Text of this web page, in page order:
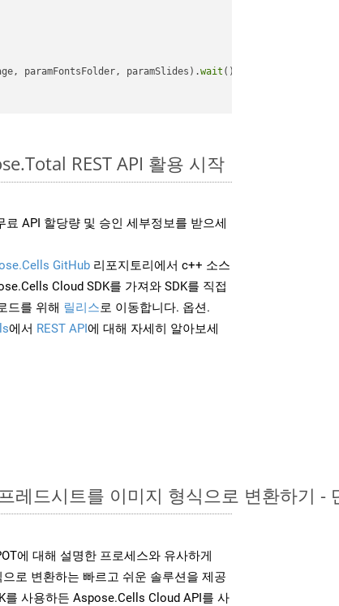
paramFontsFolder, paramSlides).wait ();
REST API 활용 시작
료 API 할당량 및 승인 세부정보를 받으세
GitHub 리포지토리에서 c++ 소스
Cloud SDK를 가져와 SDK를 직접
드를 위해 릴리스로 이동합니다. 옵션.
에서 REST API에 대해 자세히 알아보세
레드시트를 이미지 형식으로 변환하기 -
에 대해 설명한 프로세스와 유사하게
로 변환하는 빠르고 쉬운 솔루션을 제공
를 사용하든 Aspose.Cells Cloud API를 사